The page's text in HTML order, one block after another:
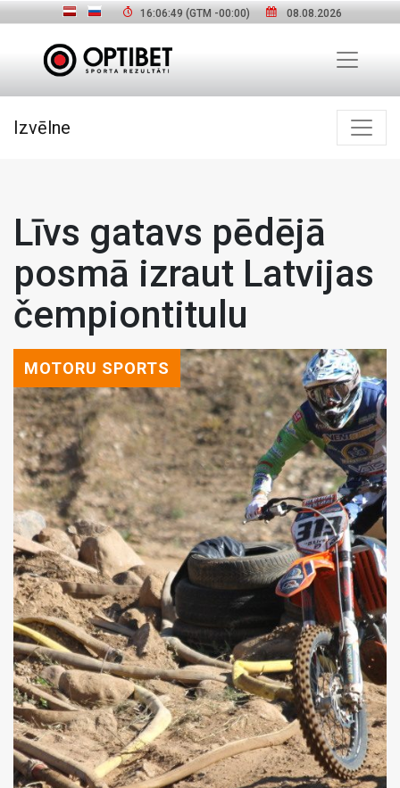
16:06:50 (GTM -00:00) 08.08.2026
Izvēlne
Līvs gatavs pēdējā
posmā izraut Latvijas
čempiontitulu
MOTORU SPORTS